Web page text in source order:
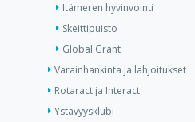
Itämeren hyvinvointi
Skeittipuisto
Global Grant
Varainhankinta ja lahjoitukset
Rotaract ja Interact
Ystävyysklubi